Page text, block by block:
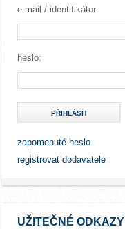
e-mail / identifikátor:
heslo:
PŘIHLÁSIT
zapomenuté heslo
registrovat dodavatele
UŽITEČNÉ ODKAZY